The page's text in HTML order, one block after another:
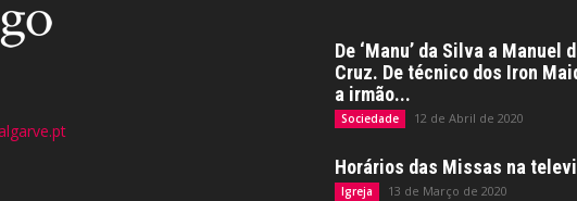
De ‘Manu’ da Silva a Manuel
Cruz. De técnico dos Iron
a irmão...
Sociedade 12 de Abril de 2020
Horários das Missas na
Igreja 13 de Março de 2020